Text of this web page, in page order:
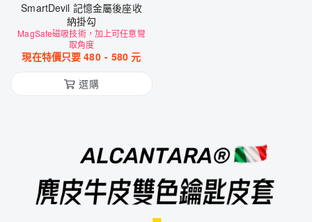
SmartDevil 記憶金屬後座收
納掛勾
MagSafe磁吸技術，加上可任意彎
取角度
現在特價只要480 - 580 元
選購